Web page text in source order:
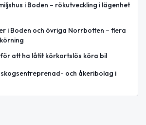
i Boden – rökutveckling i lägenhet
i Boden och övriga Norrbotten – flera
att ha låtit körkortslös köra bil
och åkeribolag i